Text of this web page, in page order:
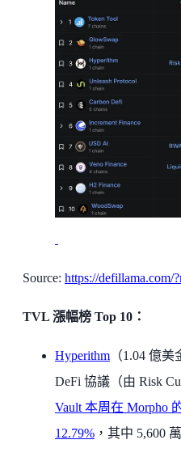
Source: https://
TVL 漲幅榜 Top 10：
Hyperithm （1.04 億
DeFi 協議（由 Risk
Vault 本周在 Morpho
12.79% ，其中 5,600